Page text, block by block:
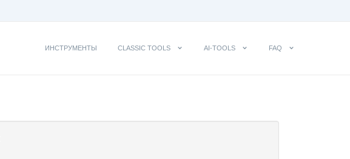
ИНСТРУМЕНТЫ CLASSIC TOOLS AI-TOOLS FAQ